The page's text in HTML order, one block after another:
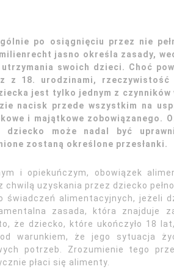
po osiągnięciu przez nie
jasno określa zasady,
swoich dzieci. Choć
z 18. urodzinami,
jest tylko jednym z czynników
nacisk przede wszystkim na
i majątkowe zobowiązanego.
dziecko może nadal być
zostaną określone przesłanki.
i opiekuńczym, obowiązek
uzyskania przez dziecko
świadczeń alimentacyjnych, jeżeli
zasada, która znajduje
że dziecko, które ukończyło 18
warunkiem, że jego sytuacja
potrzeb. Zrozumienie tego
płaci się alimenty.